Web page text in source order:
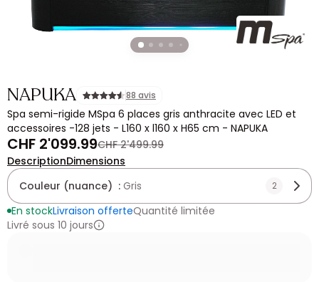
NAPUKA 88 avis
Spa semi-rigide MSpa 6 places gris anthracite avec LED et
accessoires -128 jets - L160 x l160 x H65 cm - NAPUKA
CHF 2'099.99CHF 2'499.99
DescriptionDimensions
Couleur (nuance) : Gris 2
En stockLivraison offerteQuantité limitée
Livré sous 10 jours